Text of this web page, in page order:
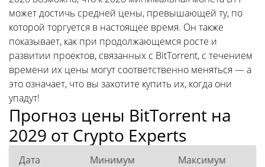
может достичь средней цены, превышающей ту, по
которой торгуется в настоящее время. Он также
показывает, как при продолжающемся росте и
развитии проектов, связанных с BitTorrent, с течением
времени их цены могут соответственно меняться — а
это означает, что вы захотите купить их, когда они
упадут!
Прогноз цены BitTorrent на
2029 от Crypto Experts
Дата Минимум Максимум